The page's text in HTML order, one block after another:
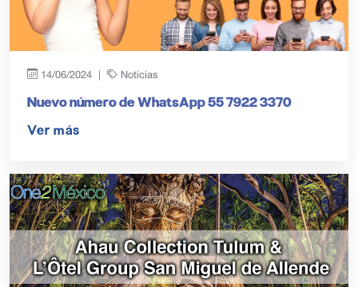
14/06/2024 | Noticias
Nuevo número de WhatsApp 55 7922 3370
Ver más